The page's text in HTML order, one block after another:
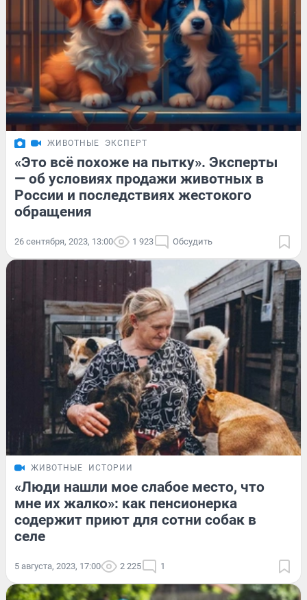
ЖИВОТНЫЕ ЭКСПЕРТ
«Это всё похоже на пытку». Эксперты
— об условиях продажи животных в
России и последствиях жестокого
обращения
26 сентября, 2023, 13:00 1 923 Обсудить
ЖИВОТНЫЕ ИСТОРИИ
«Люди нашли мое слабое место, что
мне их жалко»: как пенсионерка
содержит приют для сотни собак в
селе
5 августа, 2023, 17:00 2 225 1